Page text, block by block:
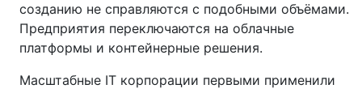
созданию не справляются с подобными объёмами.
Предприятия переключаются на облачные
платформы и контейнерные решения.
Масштабные IT корпорации первыми применили